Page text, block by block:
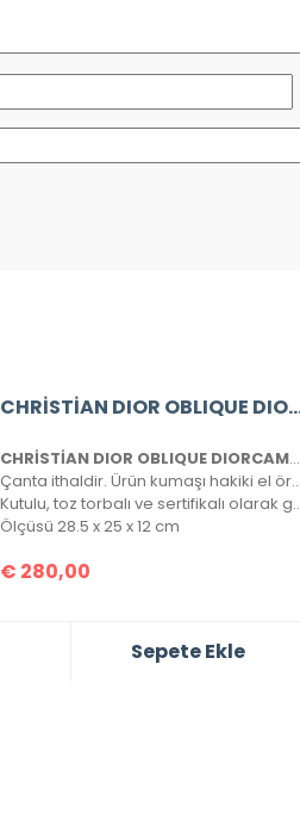
CHRİSTİAN DIOR OBLIQUE
CHRİSTİAN DIOR OBLIQUE DIORCAMP MESSENGER BAG
Çanta ithaldir. Ürün kumaşı hakiki el örgüsüdür, tamamen birebirdir.
Kutulu, toz torbalı ve
Ölçüsü 28.5 x 25 x 12 cm
€ 280,00
Sepete Ekle